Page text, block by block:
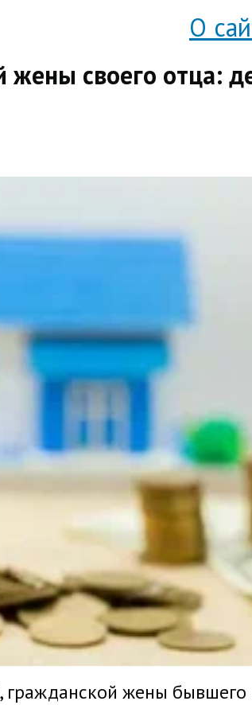
О
своего отца:
жены бывшего